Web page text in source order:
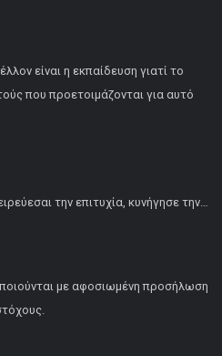
είναι η εκπαίδευση γιατί το
που προετοιμάζονται για αυτό
την επιτυχία, κυνήγησε την…
με αφοσιωμένη προσήλωση